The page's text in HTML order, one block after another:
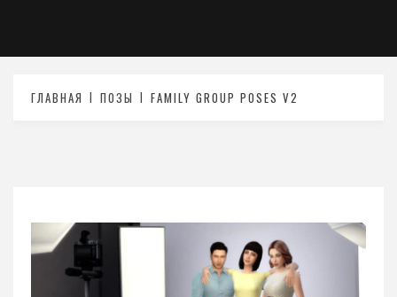
ГЛАВНАЯ ПОЗЫ FAMILY GROUP POSES V2